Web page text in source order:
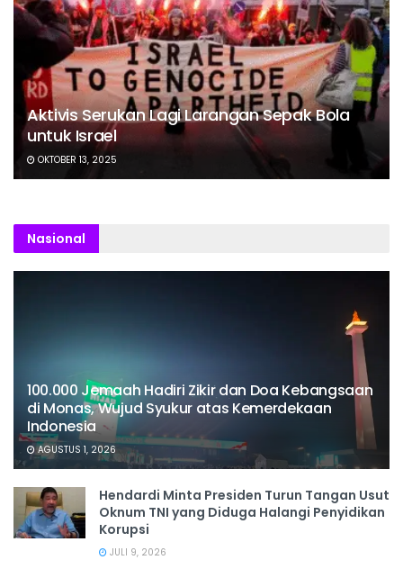
Aktivis Serukan Lagi Larangan Sepak Bola
untuk Israel
OKTOBER 13, 2025
Nasional
100.000 Jemaah Hadiri Zikir dan Doa Kebangsaan
di Monas, Wujud Syukur atas Kemerdekaan
Indonesia
AGUSTUS 1, 2026
Hendardi Minta Presiden Turun Tangan Usut
Oknum TNI yang Diduga Halangi Penyidikan
Korupsi
JULI 9, 2026